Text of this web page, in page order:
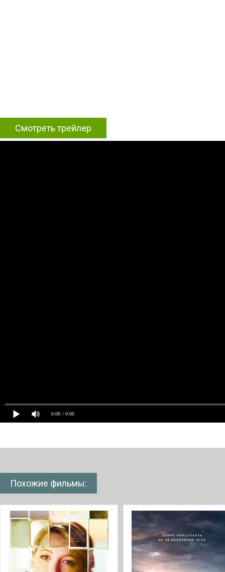
Смотреть трейлер
0:00 / 0:00
Похожие фильмы: